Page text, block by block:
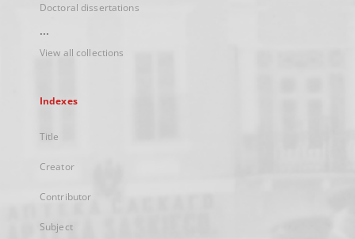
Doctoral dissertations
...
View all collections
Indexes
Title
Creator
Contributor
Subject